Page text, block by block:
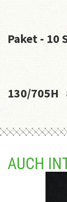
Paket- 10
130/705H
AUCH